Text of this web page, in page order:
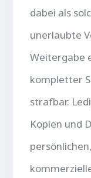
dabei als
unerlaubte
Weitergabe
kompletter
strafbar.
Kopien und